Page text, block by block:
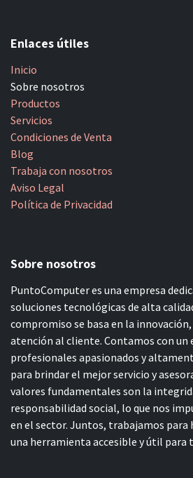
Enlaces útiles
Inicio
Sobre nosotros
Productos
Servicios
Condiciones de Venta
Blog
Trabaja con nosotros
Aviso Legal
Política de Privacidad
Sobre nosotros
PuntoComputer es una empresa
soluciones tecnológicas de alta
compromiso se basa en la
atención al cliente. Contamos con un
profesionales apasionados y
para brindar el mejor servicio y
valores fundamentales son la
responsabilidad social, lo que nos
en el sector. Juntos, trabajamos para
una herramienta accesible y útil para